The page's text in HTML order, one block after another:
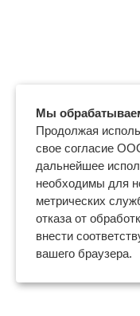
Мы
Продолжая
свое согласие
дальнейшее
необходимы для
метрических
отказа от
внести
вашего браузера.